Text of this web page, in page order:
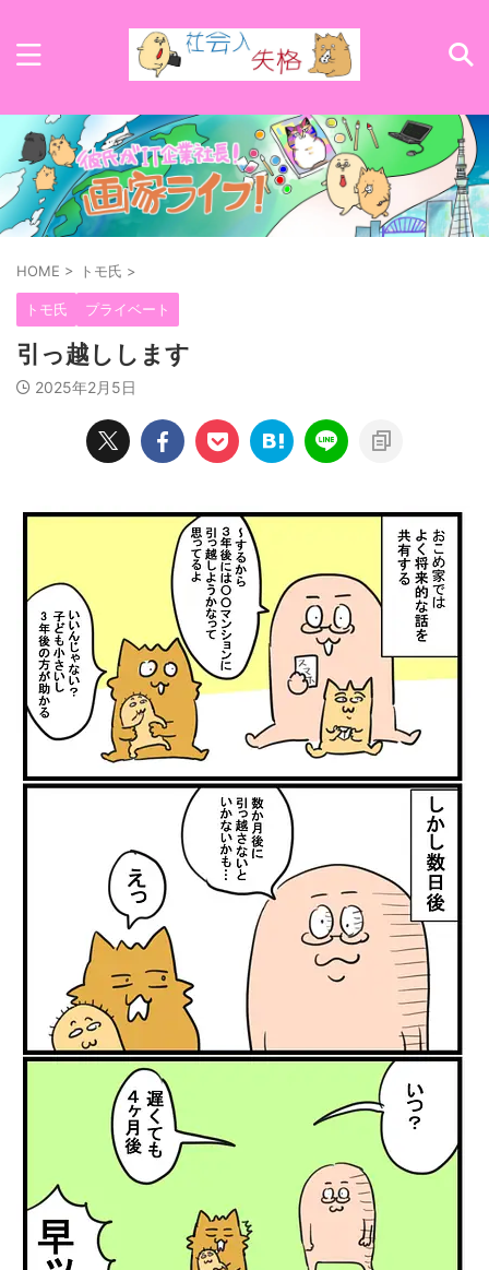
HOME > トモ氏 >
トモ氏 プライベート
引っ越しします
2025年2月5日